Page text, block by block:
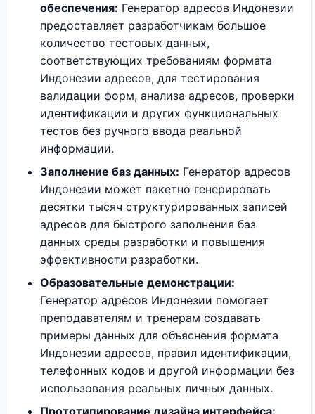
обеспечения: Генератор адресов Индонезии
предоставляет разработчикам большое
количество тестовых данных,
соответствующих требованиям формата
Индонезии адресов, для тестирования
валидации форм, анализа адресов, проверки
идентификации и других функциональных
тестов без ручного ввода реальной
информации.
Заполнение баз данных: Генератор адресов
Индонезии может пакетно генерировать
десятки тысяч структурированных записей
адресов для быстрого заполнения баз
данных среды разработки и повышения
эффективности разработки.
Образовательные демонстрации:
Генератор адресов Индонезии помогает
преподавателям и тренерам создавать
примеры данных для объяснения формата
Индонезии адресов, правил идентификации,
телефонных кодов и другой информации без
использования реальных личных данных.
Прототипирование дизайна интерфейса: